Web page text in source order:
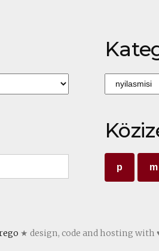
p m
★ design, code and hosting with